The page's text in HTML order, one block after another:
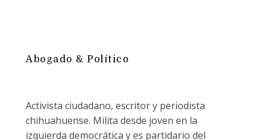
Abogado & Político
Activista ciudadano, escritor y periodista
chihuahuense. Milita desde joven en la
izquierda democrática y es partidario del